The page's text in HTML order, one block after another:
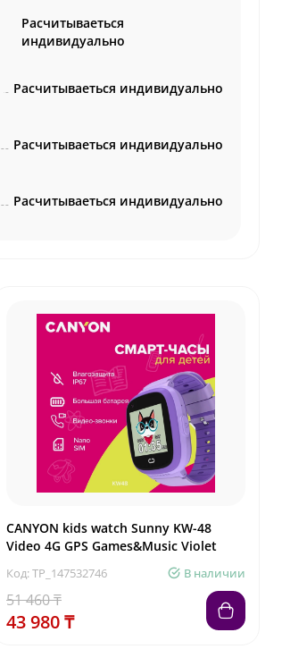
Расчитываеться
индивидуально
Расчитываеться индивидуально
Расчитываеться индивидуально
Расчитываеться индивидуально
CANYON kids watch Sunny KW-48
Video 4G GPS Games&Music Violet
Код: TP_147532746 В наличии
51 460 ₸
43 980 ₸